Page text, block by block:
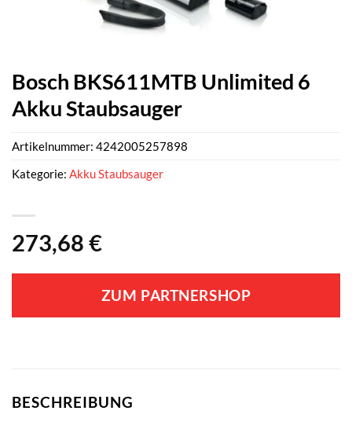
Bosch BKS611MTB Unlimited 6
Akku Staubsauger
273,68 €
ZUM PARTNERSHOP
Artikelnummer: 4242005257898
Kategorie: Akku Staubsauger
BESCHREIBUNG